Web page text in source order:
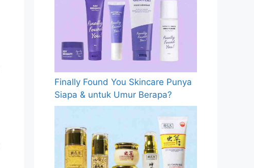
Finally Found You Skincare Punya
Siapa & untuk Umur Berapa?